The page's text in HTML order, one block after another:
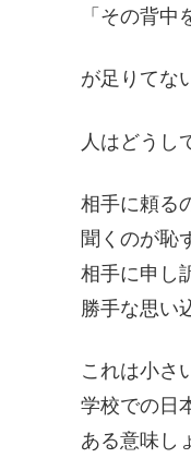
「その背中
が足りてな
人はどうし
相手に頼る
聞くのが恥
相手に申し
勝手な思い
これは小さ
学校での日
ある意味し